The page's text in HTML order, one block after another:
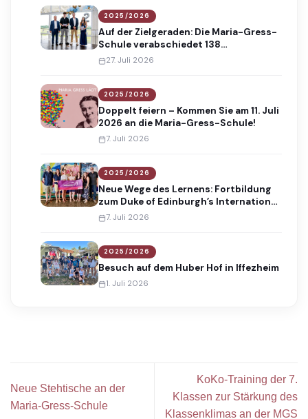
2025/2026
Auf der Zielgeraden: Die Maria-Gress-
Schule verabschiedet 138
Absolventinnen und Absolventen
27. Juli 2026
2025/2026
Doppelt feiern – Kommen Sie am 11. Juli
2026 an die Maria-Gress-Schule!
7. Juli 2026
2025/2026
Neue Wege des Lernens: Fortbildung
zum Duke of Edinburgh’s International
Award
7. Juli 2026
2025/2026
Besuch auf dem Huber Hof in Iffezheim
1. Juli 2026
Neue Stehtische an der
Maria-Gress-Schule
KoKo-Training der 7.
Klassen zur Stärkung des
Klassenklimas an der MGS